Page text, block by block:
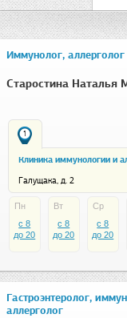
Иммунолог, аллерголог
Старостина Наталья
1
Клиника иммунологии и
Галущака, д. 2
Пн
c 8
до 20
Вт
c 8
до 20
Ср
c 8
до 20
Гастроэнтеролог,
аллерголог